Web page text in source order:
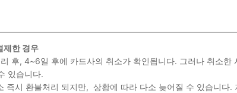
제한 경우
후, 4~6일 후에 카드사의 취소가 확인됩니다. 그러나 취소
있습니다.
즉시 환불처리 되지만, 상황에 따라 다소 늦어질 수 있습니다